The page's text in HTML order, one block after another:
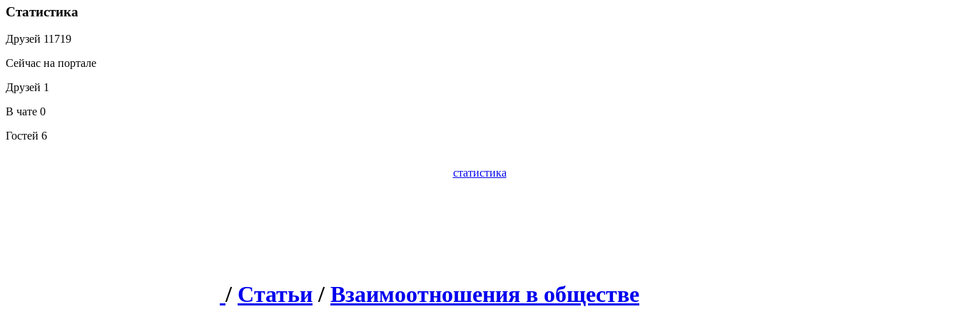
Статистика
Друзей 11719
Сейчас на портале
Друзей 1
В чате 0
Гостей 6
статистика
/ Статьи / Взаимоотношения в обществе